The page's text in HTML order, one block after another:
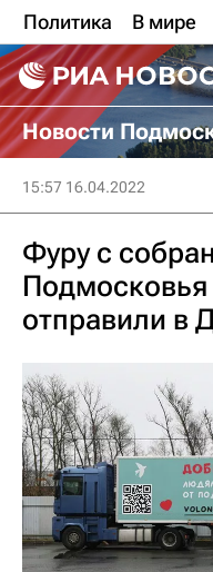
Политика В мире
Новости
15:57 16.04.2022
Фуру с
отправили в